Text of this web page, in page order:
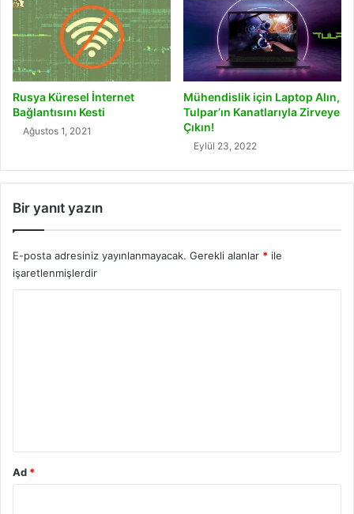
Rusya Küresel İnternet
Bağlantısını Kesti
Ağustos 1, 2021
Mühendislik için Laptop Alın,
Tulpar’ın Kanatlarıyla Zirveye
Çıkın!
Eylül 23, 2022
Bir yanıt yazın
E-posta adresiniz yayınlanmayacak. Gerekli alanlar * ile
işaretlenmişlerdir
Ad *